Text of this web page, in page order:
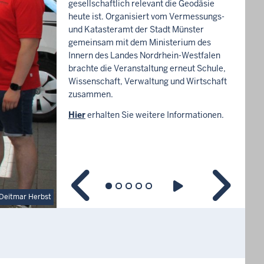
Herbst
gesellschaftlich relevant die Geodäsie
heute ist. Organisiert vom Vermessungs-
und Katasteramt der Stadt Münster
gemeinsam mit dem Ministerium des
Innern des Landes Nordrhein-Westfalen
brachte die Veranstaltung erneut Schule,
Wissenschaft, Verwaltung und Wirtschaft
zusammen.
Hiererhalten Sie weitere Informationen.